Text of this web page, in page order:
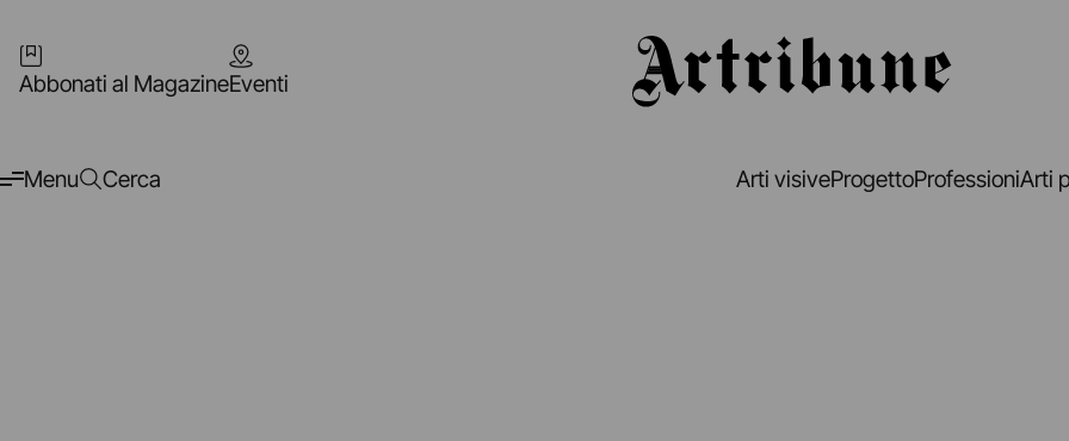
Abbonati al MagazineEventi
Menu Cerca Arti visiveProgettoProfessioniArti